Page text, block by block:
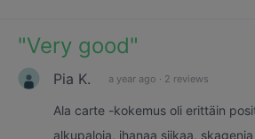
"Very good"
Pia K. a year ago · 2 reviews
Ala carte -kokemus oli erittäin
alkupaloja, ihanaa siikaa,